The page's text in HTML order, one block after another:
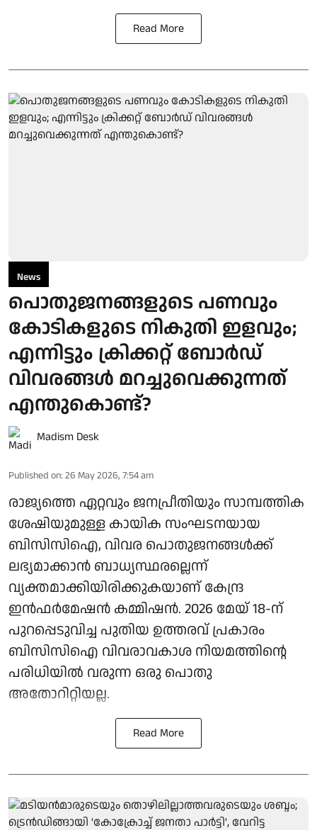
Read More
News
പൊതുജനങ്ങളുടെ പണവും
കോടികളുടെ നികുതി ഇളവും;
എന്നിട്ടും ക്രിക്കറ്റ് ബോര്‍ഡ്
വിവരങ്ങള്‍ മറച്ചുവെക്കുന്നത്
എന്തുകൊണ്ട്?
Madism Desk
Published on: 26 May 2026, 7:54 am
രാജ്യത്തെ ഏറ്റവും ജനപ്രീതിയും സാമ്പത്തിക
ശേഷിയുമുള്ള കായിക സംഘടനയായ
ബിസിസിഐ, വിവര പൊതുജനങ്ങള്‍ക്ക്
ലഭ്യമാക്കാന്‍ ബാധ്യസ്ഥരല്ലെന്ന്
വ്യക്തമാക്കിയിരിക്കുകയാണ് കേന്ദ്ര
ഇന്‍ഫര്‍മേഷന്‍ കമ്മിഷന്‍. 2026 മേയ് 18-ന്
പുറപ്പെടുവിച്ച പുതിയ ഉത്തരവ് പ്രകാരം
ബിസിസിഐ വിവരാവകാശ നിയമത്തിന്റെ
പരിധിയില്‍ വരുന്ന ഒരു പൊതു
അതോറിറ്റിയല്ല.
Read More